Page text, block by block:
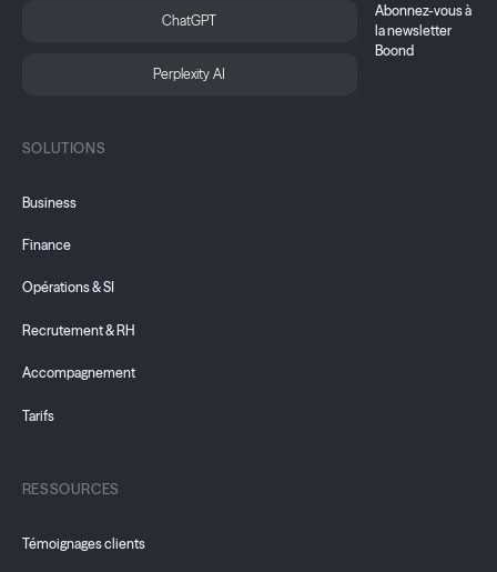
ChatGPT
Perplexity AI
SOLUTIONS
Business
Finance
Opérations & SI
Recrutement & RH
Accompagnement
Tarifs
RESSOURCES
Témoignages clients
Abonnez-vous à
la newsletter
Boond